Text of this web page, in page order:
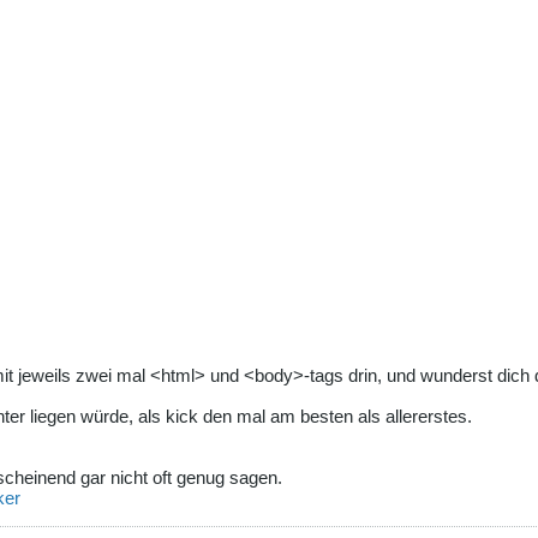
jeweils zwei mal <html> und <body>-tags drin, und wunderst
liegen würde, als kick den mal am besten als allererstes.
gar nicht oft genug sagen.